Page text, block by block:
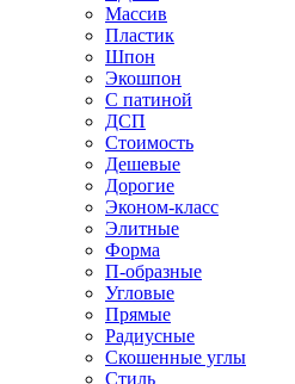
Массив
Пластик
Шпон
Экошпон
С патиной
ДСП
Стоимость
Дешевые
Дорогие
Эконом-класс
Элитные
Форма
П-образные
Угловые
Прямые
Радиусные
Скошенные углы
Стиль